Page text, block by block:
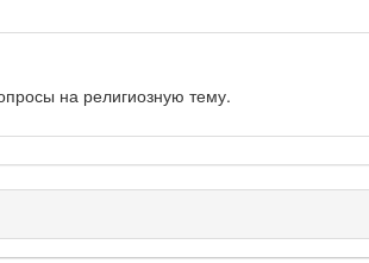
на религиозную тему.
представляет собой интеллектуальную...